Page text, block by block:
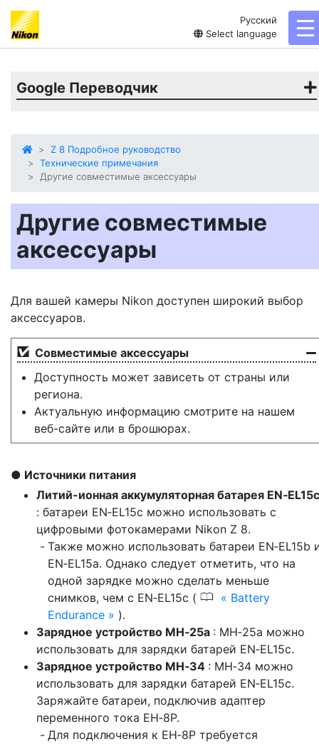
Русский
Select language
Google Переводчик
Z 8 Подробное руководство
Технические примечания
Другие совместимые аксессуары
Другие совместимые
аксессуары
Для вашей камеры Nikon доступен широкий выбор
аксессуаров.
Совместимые аксессуары
Доступность может зависеть от страны или
региона.
Актуальную информацию смотрите на нашем
веб-сайте или в брошюрах.
Источники питания
Литий-ионная аккумуляторная батарея EN‑EL15c
: батареи EN‑EL15c можно использовать с
цифровыми фотокамерами Nikon Z 8.
Также можно использовать батареи EN‑EL15b
EN‑EL15a. Однако следует отметить, что на
одной зарядке можно сделать меньше
снимков, чем с EN‑EL15c ( 0
Battery
Endurance
).
Зарядное устройство MH‑25a : MH‑25a можно
использовать для зарядки батарей EN‑EL15c.
Зарядное устройство MH‑34 : MH‑34 можно
использовать для зарядки батарей EN‑EL15c.
Заряжайте батареи, подключив адаптер
переменного тока EH‑8P.
Для подключения к EH‑8P требуется